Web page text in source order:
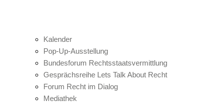
Kalender
Pop-Up-Ausstellung
Bundesforum Rechtsstaatsvermittlung
Gesprächsreihe Lets Talk About Recht
Forum Recht im Dialog
Mediathek